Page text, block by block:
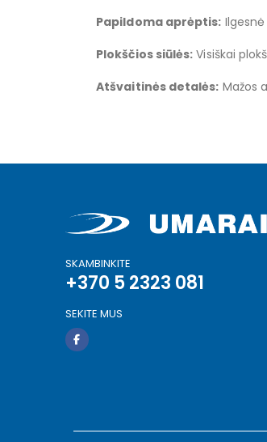
Papildoma aprėptis:
Plokščios siūlės: Visiškai
Atšvaitinės detalės: Mažos
SKAMBINKITE
+370 5 2323 081
SEKITE MUS